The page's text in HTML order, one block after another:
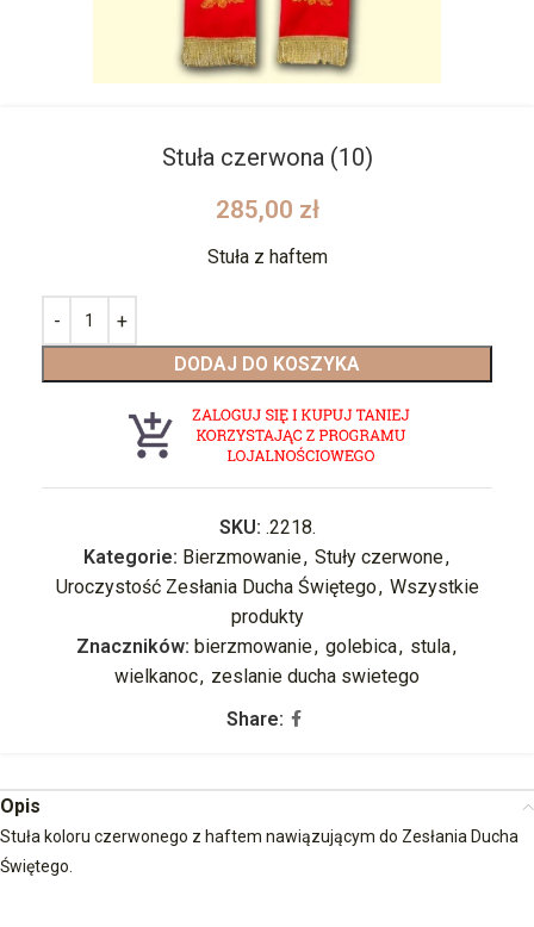
Stuła czerwona (10)
285,00 zł
Stuła z haftem
DODAJ DO KOSZYKA
SKU: .2218.
Kategorie: Bierzmowanie, Stuły czerwone,
Uroczystość Zesłania Ducha Świętego, Wszystkie
produkty
Znaczników: bierzmowanie, golebica, stula,
wielkanoc, zeslanie ducha swietego
Share:
Opis
Stuła koloru czerwonego z haftem nawiązującym do Zesłania Ducha
Świętego.